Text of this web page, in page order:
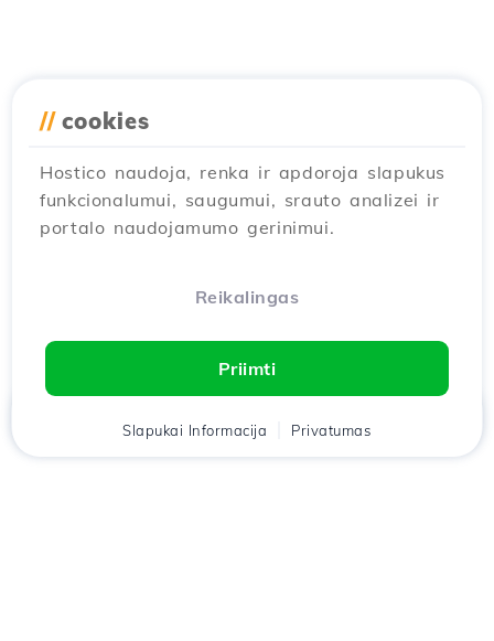
// cookies
Hostico naudoja, renka ir apdoroja slapukus
funkcionalumui, saugumui, srauto analizei ir
portalo naudojamumo gerinimui.
Reikalingas
Priimti
Slapukai Informacija Privatumas
Klientas Krepšelis Pokalbis